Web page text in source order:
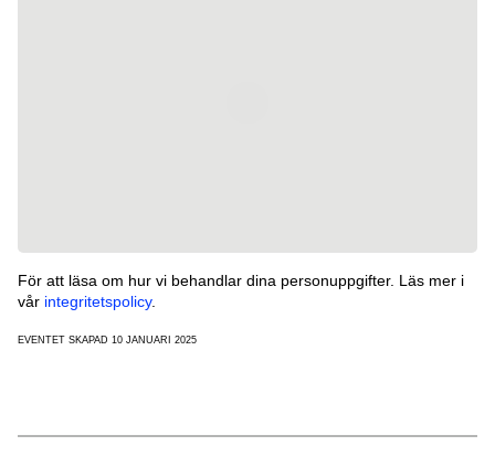
För att läsa om hur vi behandlar dina personuppgifter. Läs mer i
vår integritetspolicy.
EVENTET SKAPAD 10 JANUARI 2025